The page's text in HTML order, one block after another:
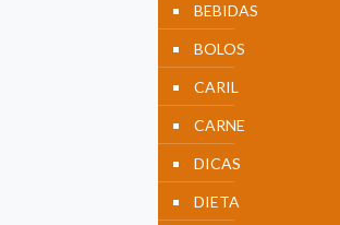
BEBIDAS
BOLOS
CARIL
CARNE
DICAS
DIETA